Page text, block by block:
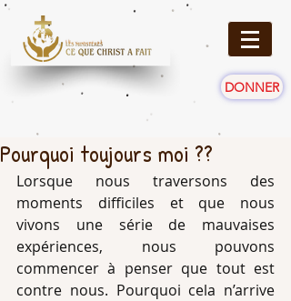
DONNER
Pourquoi toujours moi ??
Lorsque nous traversons des
moments difficiles et que nous
vivons une série de mauvaises
expériences, nous pouvons
commencer à penser que tout est
contre nous. Pourquoi cela n’arrive